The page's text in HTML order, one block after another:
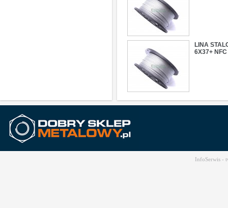
LINA
6X37+ NFC
InfoSerwis -